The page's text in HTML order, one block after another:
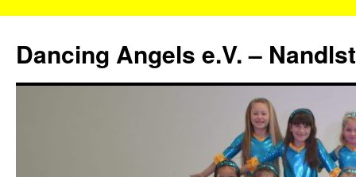
springen
Dancing Angels e.V. –